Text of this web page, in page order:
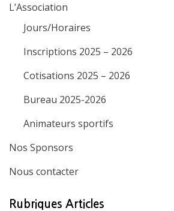
L’Association
Jours/Horaires
Inscriptions 2025 – 2026
Cotisations 2025 – 2026
Bureau 2025-2026
Animateurs sportifs
Nos Sponsors
Nous contacter
Rubriques Articles